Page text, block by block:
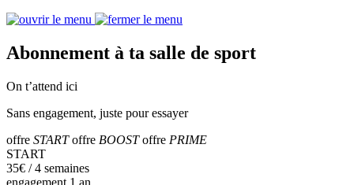
Abonnement à ta salle de sport
On t’attend ici
Sans engagement, juste pour essayer
offre START offre BOOST offre PRIME
START
35€ / 4 semaines
engagement 1 an